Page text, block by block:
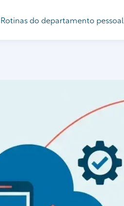
Rotinas do departamento pessoal